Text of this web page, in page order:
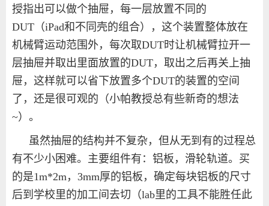
授指出可以做个抽屉，每一层放置不同的
DUT （iPad和不同壳的组合），这个装置整体放在
机械臂运动范围外，每次取DUT时让机械臂拉开一
层抽屉并取出里面放置的DUT，取出之后再关上抽
屉，这样就可以省下放置多个DUT的装置的空间
了，还是很可观的（小帕教授总有些新奇的想法
~）。
虽然抽屉的结构并不复杂，但从无到有的过程总
有不少小困难。主要组件有：铝板，滑轮轨道。买
的是1m*2m， 3mm厚的铝板，确定每块铝板的尺寸
后到学校里的加工间去切（lab里的工具不能胜任此